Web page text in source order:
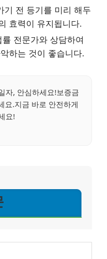
기 전 등기를 미리 해두
효력이 유지됩니다.
전문가와 상담하여
하는 것이 좋습니다.
자, 안심하세요!보증금
요.지금 바로 안전하게
요!